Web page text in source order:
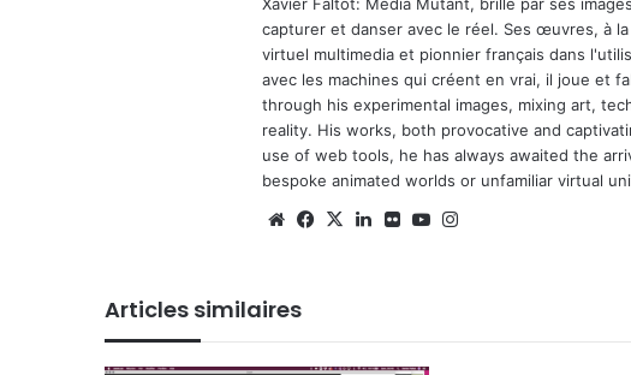
capturer et danser avec le réel. Ses œuvres, à
virtuel multimedia et pionnier français dans
avec les machines qui créent en vrai, il joue et
through his experimental images, mixing art,
reality. His works, both provocative and
use of web tools, he has always awaited the
bespoke animated worlds or unfamiliar virtual
WebsiteFacebook
X Linkedin
FlickrYouTube
Articles similaires